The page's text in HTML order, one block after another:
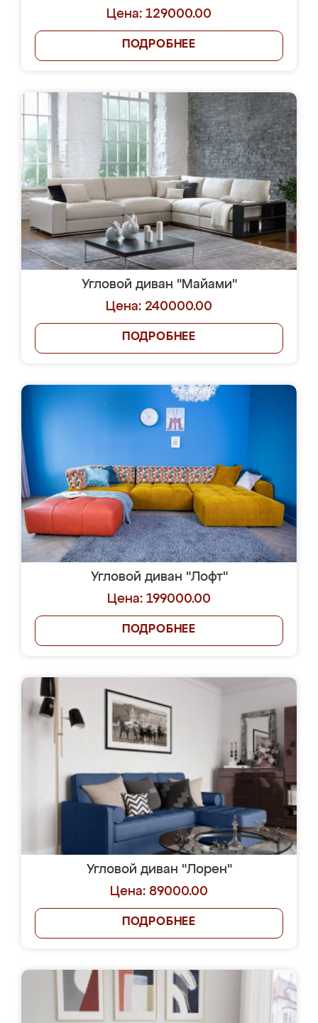
Цена: 129000.00
ПОДРОБНЕЕ
Угловой диван "Майами"
Цена: 240000.00
ПОДРОБНЕЕ
Угловой диван "Лофт"
Цена: 199000.00
ПОДРОБНЕЕ
Угловой диван "Лорен"
Цена: 89000.00
ПОДРОБНЕЕ